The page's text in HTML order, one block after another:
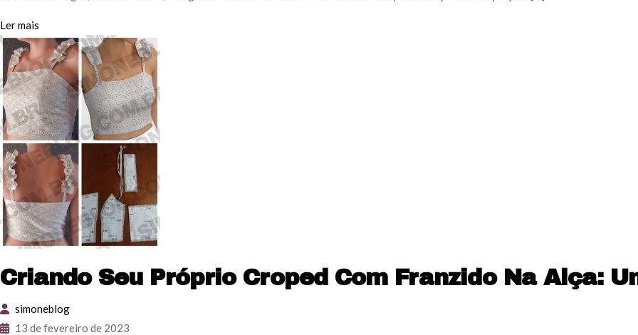
Ler mais
Criando Seu Próprio Croped Com Franzido Na Alça:
simoneblog
13 de fevereiro de 2023